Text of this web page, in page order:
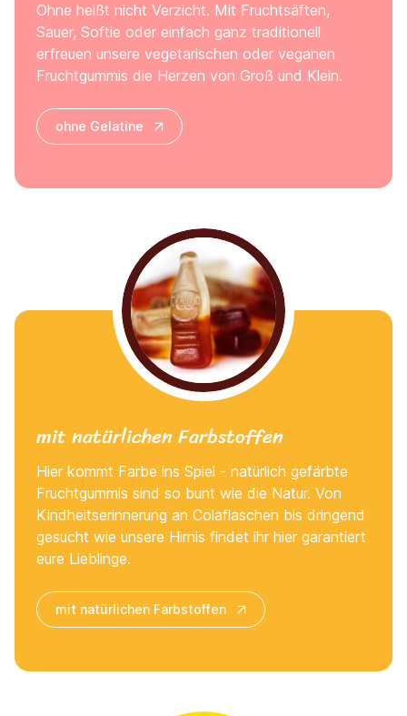
Ohne heißt nicht Verzicht. Mit Fruchtsäften,
Sauer, Softie oder einfach ganz traditionell
erfreuen unsere vegetarischen oder veganen
Fruchtgummis die Herzen von Groß und Klein.
ohne Gelatine
mit natürlichen Farbstoffen
Hier kommt Farbe ins Spiel - natürlich gefärbte
Fruchtgummis sind so bunt wie die Natur. Von
Kindheitserinnerung an Colaflaschen bis dringend
gesucht wie unsere Hirnis findet ihr hier garantiert
eure Lieblinge.
mit natürlichen Farbstoffen